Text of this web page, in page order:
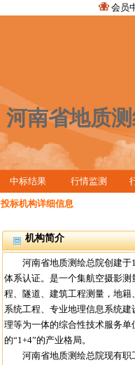
会员
河南省地质
中标结果 行情监测
投标机构详细信息
机构简介
河南省地质测绘总院创建于
体系认证。是一个集航空摄影
程、隧道、建筑工程测量，地
系统工程、专业地理信息系统
理等为一体的综合性技术服务
的“1+4”的产业格局。
河南省地质测绘总院现有职工